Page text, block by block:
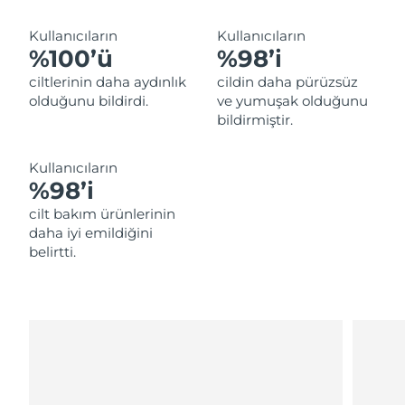
Kullanıcıların
%100’ü
ciltlerinin daha aydınlık
olduğunu bildirdi.
Kullanıcıların
%98’i
cildin daha pürüzsüz
ve yumuşak olduğunu
bildirmiştir.
Kullanıcıların
%98’i
cilt bakım ürünlerinin
daha iyi emildiğini
belirtti.
Litvanya
Tahmini teslim tarihi
Tahmini teslim tarihi
Çin Makao ÖİB
Malezya